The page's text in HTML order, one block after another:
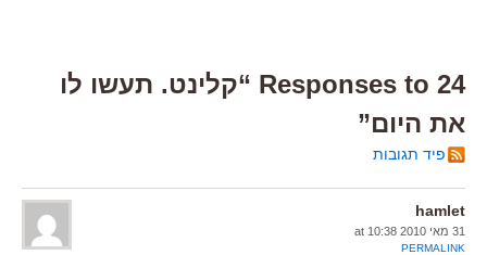
24 Responses to “קלינט. תעשו לו
את היום”
פיד תגובות
hamlet
31 מאי 2010 at 10:38
PERMALINK